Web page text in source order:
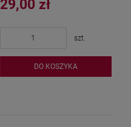
29,00 zł
szt.
DO KOSZYKA